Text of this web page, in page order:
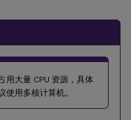
用大量 CPU 资源，具体
使用多核计算机。